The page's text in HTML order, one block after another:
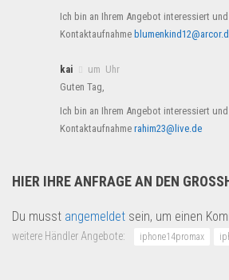
Ich bin an Ihrem Angebot interessiert
Kontaktaufnahme
kai
um Uhr
Guten Tag,
Ich bin an Ihrem Angebot interessiert
Kontaktaufnahme rahim23@live.de
HIER IHRE ANFRAGE AN DEN
Du musst angemeldet sein, um einen
weitere Händler Angebote: iphone14promax